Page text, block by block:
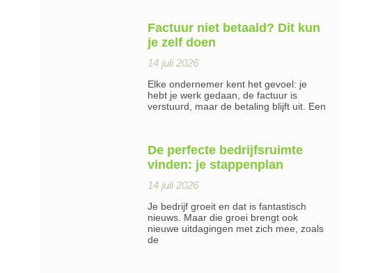
Factuur niet betaald? Dit kun
je zelf doen
14 juli 2026
Elke ondernemer kent het gevoel: je
hebt je werk gedaan, de factuur is
verstuurd, maar de betaling blijft uit. Een
De perfecte bedrijfsruimte
vinden: je stappenplan
14 juli 2026
Je bedrijf groeit en dat is fantastisch
nieuws. Maar die groei brengt ook
nieuwe uitdagingen met zich mee, zoals
de